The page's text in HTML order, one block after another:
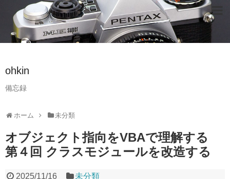
ohkin
備忘録
ホーム 未分類
オブジェクト指向をVBAで理解する
第４回 クラスモジュールを改造する
2025/11/16 未分類